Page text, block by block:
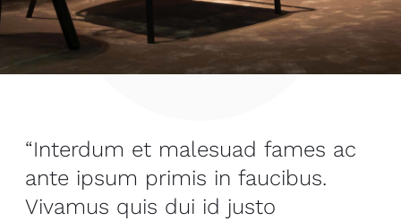
“Interdum et malesuad fames ac
ante ipsum primis in faucibus.
Vivamus quis dui id justo